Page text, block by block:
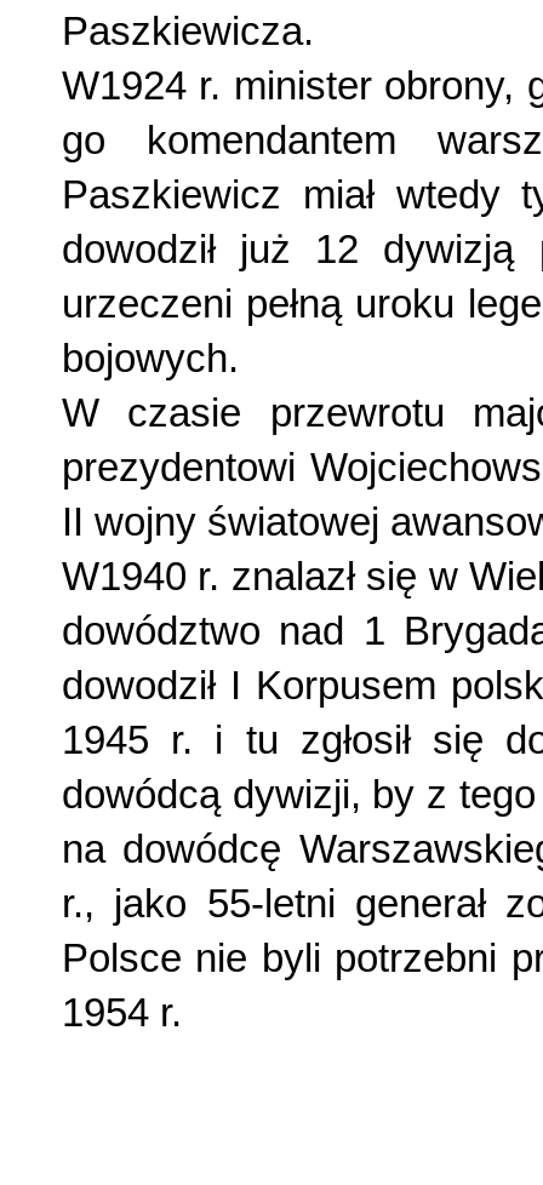
Paszkiewicza.
W1924 r. minister obrony,
go komendantem
Paszkiewicz miał wtedy
dowodził już 12 dywizją
urzeczeni pełną uroku
bojowych.
W czasie przewrotu
prezydentowi
II wojny światowej
W1940 r. znalazł się w
dowództwo nad 1
dowodził I Korpusem
1945 r. i tu zgłosił się
dowódcą dywizji, by z
na dowódcę
r., jako 55-letni generał
Polsce nie byli potrzebni
1954 r.